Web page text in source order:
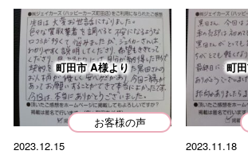
町田市 A様より
お客様の声
2023.12.15
町
2023.11.18
す。ありがと…
カテゴリー
Categorie
人気コラム